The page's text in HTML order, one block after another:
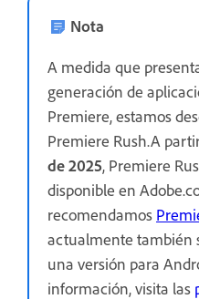
Nota
A medida que
generación de
Premiere, estamos
Premiere Rush.A
de 2025, Premiere
disponible en
recomendamos
actualmente también
una versión para
información, visita las